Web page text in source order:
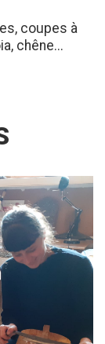
coupes à
chêne...